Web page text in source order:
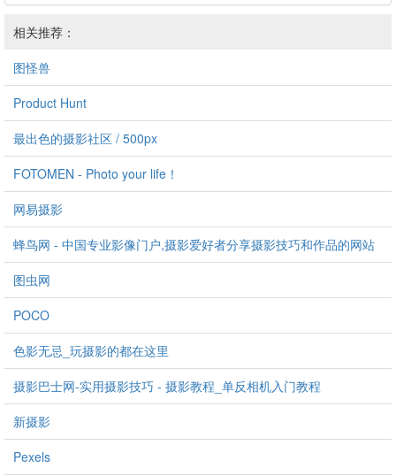
相关推荐：
图怪兽
Product Hunt
最出色的摄影社区 / 500px
FOTOMEN - Photo your life！
网易摄影
蜂鸟网 - 中国专业影像门户,摄影爱好者分享摄影技巧和作品的网站
图虫网
POCO
色影无忌_玩摄影的都在这里
摄影巴士网-实用摄影技巧 - 摄影教程_单反相机入门教程
新摄影
Pexels